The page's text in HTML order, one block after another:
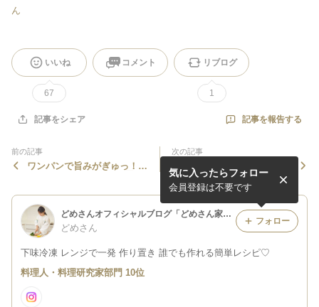
ん
いいね
67
コメント リブログ
1
記事をシェア 記事を報告する
前の記事
ワンパンで旨みがぎゅっ！絶
次の記事
夏休みごはんにいかが？ピー
マンのツナパスタ♡#作り置
き#下味冷凍
どめさんオフィシャルブログ「どめさん家の簡単・毎日ごはん」Powered by Ameba
どめさん
下味冷凍 レンジで一発 作り置き 誰でも作れる簡単レシピ♡
気に入ったらフォロー
会員登録は不要です
フォロー
料理人・料理研究家部門 10位